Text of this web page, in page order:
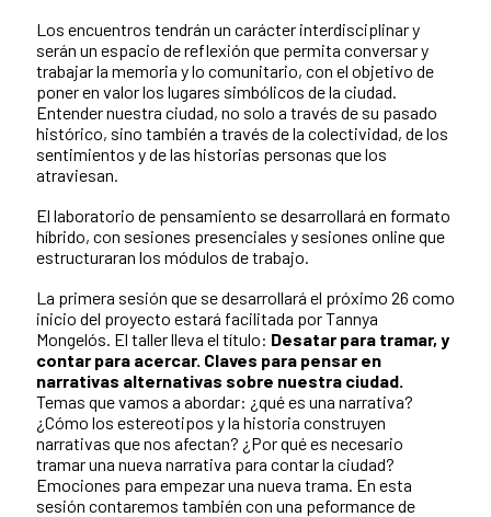
Los encuentros tendrán un carácter interdisciplinar y
serán un espacio de reflexión que permita conversar y
trabajar la memoria y lo comunitario, con el objetivo de
poner en valor los lugares simbólicos de la ciudad.
Entender nuestra ciudad, no solo a través de su pasado
histórico, sino también a través de la colectividad, de los
sentimientos y de las historias personas que los
atraviesan.
El laboratorio de pensamiento se desarrollará en formato
híbrido, con sesiones presenciales y sesiones online que
estructuraran los módulos de trabajo.
La primera sesión que se desarrollará el próximo 26 como
inicio del proyecto estará facilitada por Tannya
Mongelós. El taller lleva el título: Desatar para tramar, y
contar para acercar. Claves para pensar en
narrativas alternativas sobre nuestra ciudad.
Temas que vamos a abordar: ¿qué es una narrativa?
¿Cómo los estereotipos y la historia construyen
narrativas que nos afectan? ¿Por qué es necesario
tramar una nueva narrativa para contar la ciudad?
Emociones para empezar una nueva trama. En esta
sesión contaremos también con una peformance de